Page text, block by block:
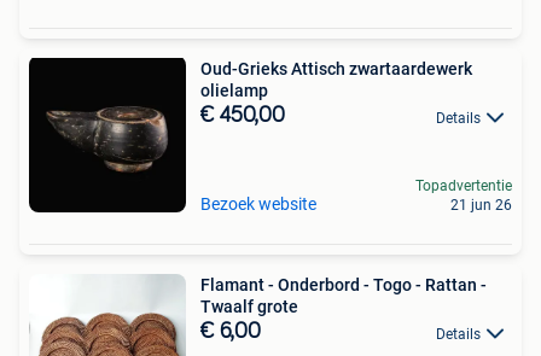
Oud-Grieks Attisch zwartaardewerk
olielamp
€ 450,00 Details
Bezoek website
Topadvertentie
21 jun 26
Flamant - Onderbord - Togo - Rattan -
Twaalf grote
€ 6,00 Details